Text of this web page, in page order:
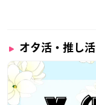
オタ活・推し